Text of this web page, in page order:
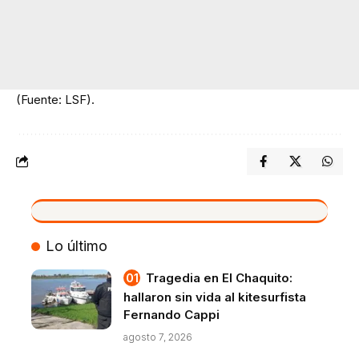
(Fuente: LSF).
VIVO
Lo último
Tragedia en El Chaquito:
hallaron sin vida al kitesurfista
Fernando Cappi
agosto 7, 2026